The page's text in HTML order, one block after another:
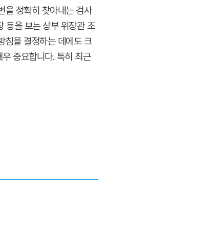
을 정확히 찾아내는 검사
등을 보는 상부 위장관 조
침을 결정하는 데에도 크
중요합니다. 특히 최근